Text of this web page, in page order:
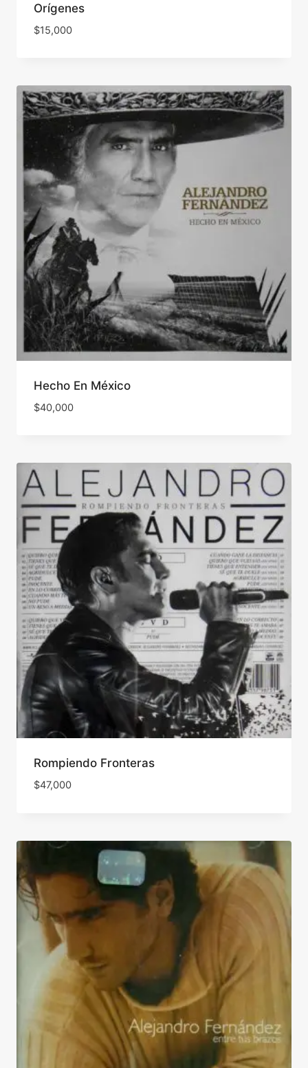
Orígenes
$15,000
Hecho En México
$40,000
Rompiendo Fronteras
$47,000